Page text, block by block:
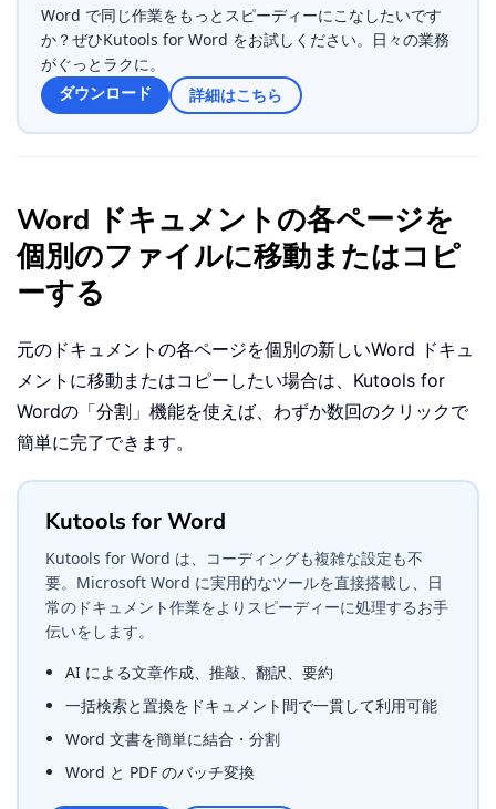
Word で同じ作業をもっとスピーディーにこなしたいです
か？ぜひKutools for Word をお試しください。日々の業務
がぐっとラクに。
ダウンロード
詳細はこちら
Word ドキュメントの各ページを
個別のファイルに移動またはコピ
ーする
元のドキュメントの各ページを個別の新しいWord ドキュ
メントに移動またはコピーしたい場合は、 Kutools for
Wordの「分割」機能を使えば、わずか数回のクリックで
簡単に完了できます。
Kutools for Word
Kutools for Word は、コーディングも複雑な設定も不
要。Microsoft Word に実用的なツールを直接搭載し、日
常のドキュメント作業をよりスピーディーに処理するお手
伝いをします。
AI による文章作成、推敲、翻訳、要約
一括検索と置換をドキュメント間で一貫して利用可能
Word 文書を簡単に結合・分割
Word と PDF のバッチ変換